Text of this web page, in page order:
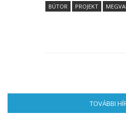
BÚTOR
PROJEKT
TOVÁBBI